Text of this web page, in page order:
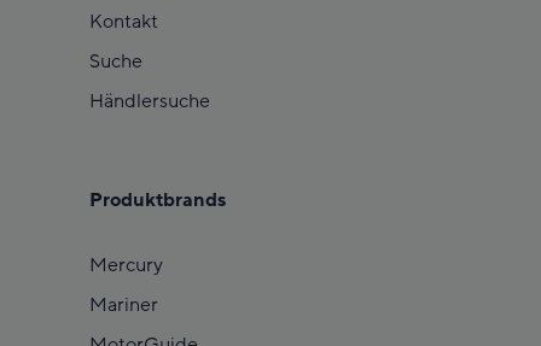
Kontakt
Suche
Händlersuche
Produktbrands
Mercury
Mariner